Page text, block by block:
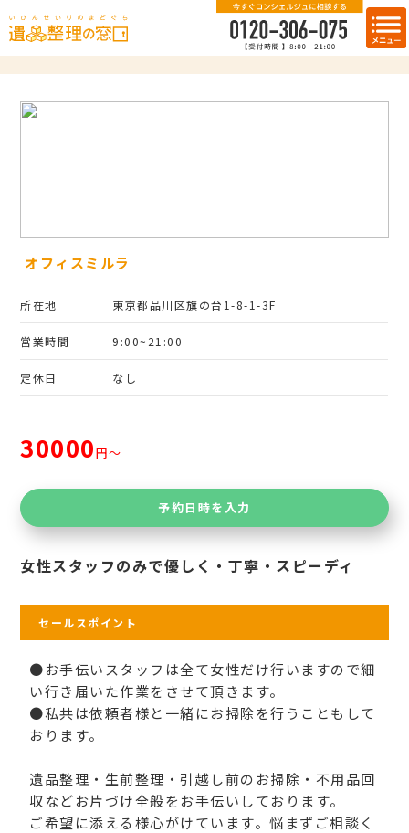
オフィスミルラ
所在地 東京都品川区旗の台1-8-1-3F
営業時間 9:00~21:00
定休日 なし
30000円〜
予約日時を入力
女性スタッフのみで優しく・丁寧・スピーディ
セールスポイント
●お手伝いスタッフは全て女性だけ行いますので細
い行き届いた作業をさせて頂きます。
●私共は依頼者様と一緒にお掃除を行うこともして
おります。
遺品整理・生前整理・引越し前のお掃除・不用品回
収などお片づけ全般をお手伝いしております。
ご希望に添える様心がけています。悩まずご相談く